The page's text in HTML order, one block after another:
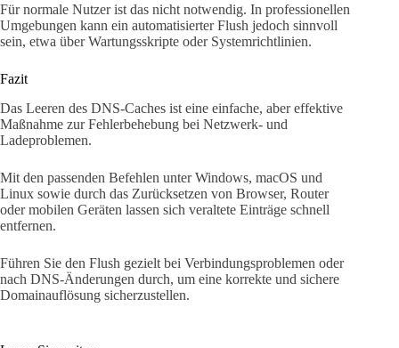
Für normale Nutzer ist das nicht notwendig. In professionellen
Umgebungen kann ein automatisierter Flush jedoch sinnvoll
sein, etwa über Wartungsskripte oder Systemrichtlinien.
Fazit
Das Leeren des DNS-Caches ist eine einfache, aber effektive
Maßnahme zur Fehlerbehebung bei Netzwerk- und
Ladeproblemen.
Mit den passenden Befehlen unter Windows, macOS und
Linux sowie durch das Zurücksetzen von Browser, Router
oder mobilen Geräten lassen sich veraltete Einträge schnell
entfernen.
Führen Sie den Flush gezielt bei Verbindungsproblemen oder
nach DNS-Änderungen durch, um eine korrekte und sichere
Domainauflösung sicherzustellen.